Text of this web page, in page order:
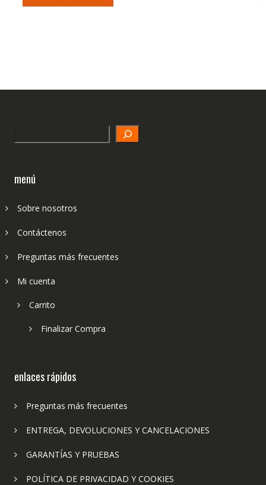
menú
Sobre nosotros
Contáctenos
Preguntas más frecuentes
Mi cuenta
Carrito
Finalizar Compra
enlaces rápidos
Preguntas más frecuentes
ENTREGA, DEVOLUCIONES Y CANCELACIONES
GARANTÍAS Y PRUEBAS
POLÍTICA DE PRIVACIDAD Y COOKIES